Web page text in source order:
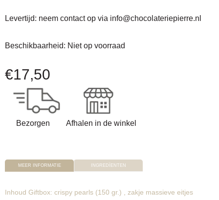
Levertijd: neem contact op via info@chocolateriepierre.nl
Beschikbaarheid: Niet op voorraad
€17,50
Bezorgen Afhalen in de winkel
MEER INFORMATIE INGREDÏENTEN
Inhoud Giftbox: crispy pearls (150 gr.) , zakje massieve eitjes